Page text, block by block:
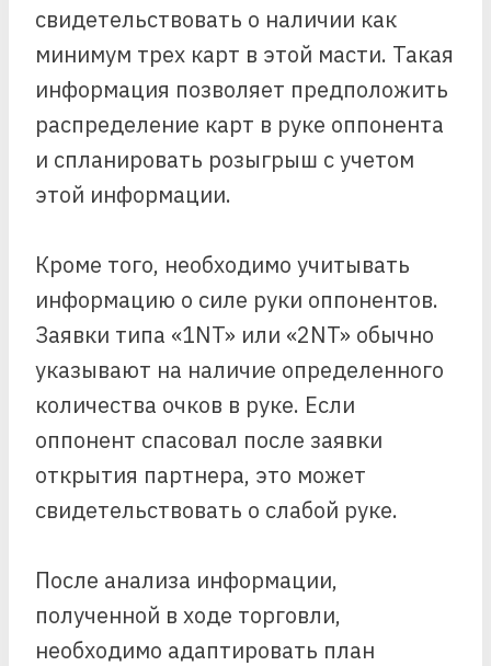
свидетельствовать о наличии как
минимум трех карт в этой масти. Такая
информация позволяет предположить
распределение карт в руке оппонента
и спланировать розыгрыш с учетом
этой информации.
Кроме того, необходимо учитывать
информацию о силе руки оппонентов.
Заявки типа «1NT» или «2NT» обычно
указывают на наличие определенного
количества очков в руке. Если
оппонент спасовал после заявки
открытия партнера, это может
свидетельствовать о слабой руке.
После анализа информации,
полученной в ходе торговли,
необходимо адаптировать план